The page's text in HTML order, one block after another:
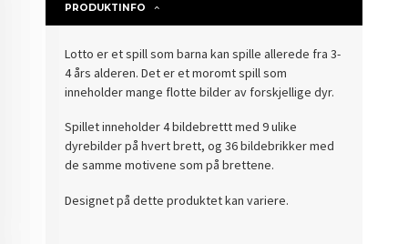
PRODUKTINFO
Lotto er et spill som barna kan spille allerede fra 3-
4 års alderen. Det er et moromt spill som
inneholder mange flotte bilder av forskjellige dyr.
Spillet inneholder 4 bildebrettt med 9 ulike
dyrebilder på hvert brett, og 36 bildebrikker med
de samme motivene som på brettene.
Designet på dette produktet kan variere.